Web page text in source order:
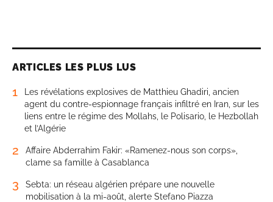
ARTICLES LES PLUS LUS
1
Les révélations explosives de Matthieu Ghadiri, ancien
agent du contre-espionnage français infiltré en Iran, sur les
liens entre le régime des Mollahs, le Polisario, le Hezbollah
et l’Algérie
2
Affaire Abderrahim Fakir: «Ramenez-nous son corps»,
clame sa famille à Casablanca
3
Sebta: un réseau algérien prépare une nouvelle
mobilisation à la mi-août, alerte Stefano Piazza